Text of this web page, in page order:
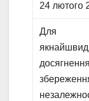
24 лютого
Для